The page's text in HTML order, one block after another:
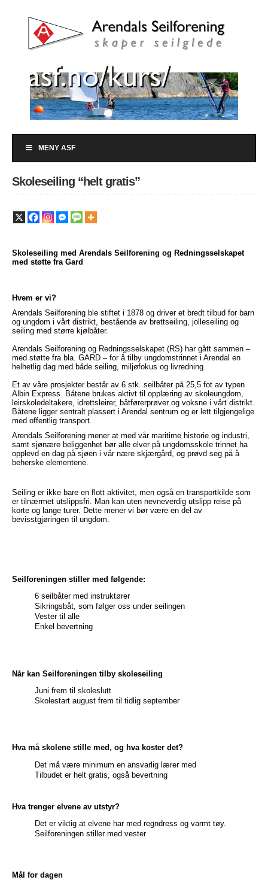
MENY ASF
Skoleseiling “helt gratis”
Skoleseiling med Arendals Seilforening og Redningsselskapet
med støtte fra Gard
Hvem er vi?
Arendals Seilforening ble stiftet i 1878 og driver et bredt tilbud for barn
og ungdom i vårt distrikt, bestående av brettseiling, jolleseiling og
seiling med større kjølbåter.
Arendals Seilforening og Redningsselskapet (RS) har gått sammen –
med støtte fra bla. GARD – for å tilby ungdomstrinnet i Arendal en
helhetlig dag med både seiling, miljøfokus og livredning.
Et av våre prosjekter består av 6 stk. seilbåter på 25,5 fot av typen
Albin Express. Båtene brukes aktivt til opplæring av skoleungdom,
leirskoledeltakere, idrettsleirer, båtførerprøver og voksne i vårt distrikt.
Båtene ligger sentralt plassert i Arendal sentrum og er lett tilgjengelige
med offentlig transport.
Arendals Seilforening mener at med vår maritime historie og industri,
samt sjønære beliggenhet bør alle elver på ungdomsskole trinnet ha
opplevd en dag på sjøen i vår nære skjærgård, og prøvd seg på å
beherske elementene.
Seiling er ikke bare en flott aktivitet, men også en transportkilde som
er tilnærmet utslippsfri. Man kan uten nevneverdig utslipp reise på
korte og lange turer. Dette mener vi bør være en del av
bevisstgjøringen til ungdom.
Seilforeningen stiller med følgende:
6 seilbåter med instruktører
Sikringsbåt, som følger oss under seilingen
Vester til alle
Enkel bevertning
Når kan Seilforeningen tilby skoleseiling
Juni frem til skoleslutt
Skolestart august frem til tidlig september
Hva må skolene stille med, og hva koster det?
Det må være minimum en ansvarlig lærer med
Tilbudet er helt gratis, også bevertning
Hva trenger elvene av utstyr?
Det er viktig at elvene har med regndress og varmt tøy.
Seilforeningen stiller med vester
Mål for dagen